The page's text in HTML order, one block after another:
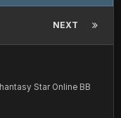
NEXT
Star Online BB